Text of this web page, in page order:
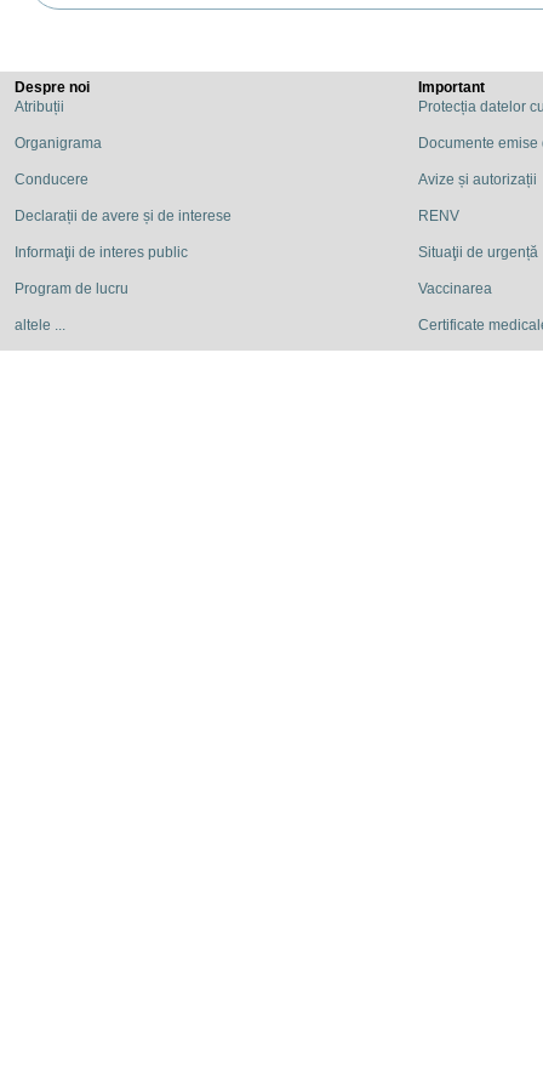
Despre noi
Atribuții
Organigrama
Conducere
Declarații de avere și de interese
Informaţii de interes public
Program de lucru
altele ...
Important
Protecția datelor
Documente emise
Avize și autorizații
RENV
Situaţii de urgență
Vaccinarea
Certificate